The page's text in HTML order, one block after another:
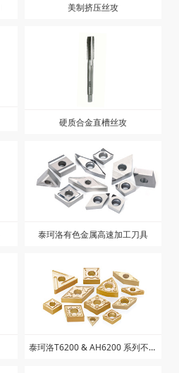
美制挤压丝攻
硬质合金直槽丝攻
泰珂洛有色金属高速加工刀具
泰珂洛T6200 & AH6200 系列不锈